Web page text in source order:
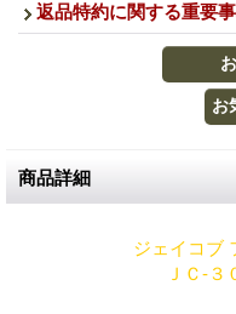
返品特約に関する重要
商品詳細
ジェイコブ
ＪＣ-